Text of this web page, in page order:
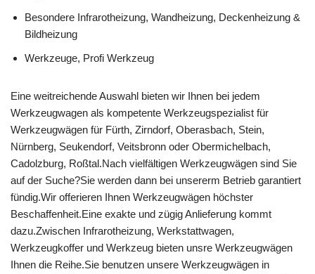
Besondere Infrarotheizung, Wandheizung, Deckenheizung &
Bildheizung
Werkzeuge, Profi Werkzeug
Eine weitreichende Auswahl bieten wir Ihnen bei jedem
Werkzeugwagen als kompetente Werkzeugspezialist für
Werkzeugwägen für Fürth, Zirndorf, Oberasbach, Stein,
Nürnberg, Seukendorf, Veitsbronn oder Obermichelbach,
Cadolzburg, Roßtal.Nach vielfältigen Werkzeugwägen sind Sie
auf der Suche?Sie werden dann bei unsererm Betrieb garantiert
fündig.Wir offerieren Ihnen Werkzeugwägen höchster
Beschaffenheit.Eine exakte und zügig Anlieferung kommt
dazu.Zwischen Infrarotheizung, Werkstattwagen,
Werkzeugkoffer und Werkzeug bieten unsre Werkzeugwägen
Ihnen die Reihe.Sie benutzen unsere Werkzeugwägen in